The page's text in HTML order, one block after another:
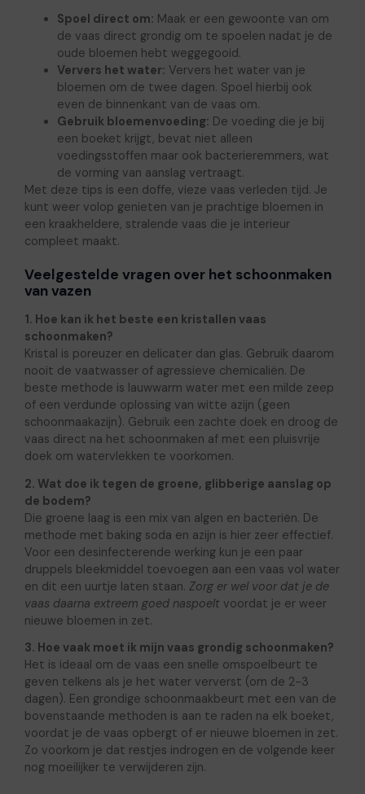
Spoel direct om: Maak er een gewoonte van om
de vaas direct grondig om te spoelen nadat je de
oude bloemen hebt weggegooid.
Ververs het water: Ververs het water van je
bloemen om de twee dagen. Spoel hierbij ook
even de binnenkant van de vaas om.
Gebruik bloemenvoeding: De voeding die je bij
een boeket krijgt, bevat niet alleen
voedingsstoffen maar ook bacterieremmers, wat
de vorming van aanslag vertraagt.
Met deze tips is een doffe, vieze vaas verleden tijd. Je
kunt weer volop genieten van je prachtige bloemen in
een kraakheldere, stralende vaas die je interieur
compleet maakt.
Veelgestelde vragen over het schoonmaken
van vazen
1. Hoe kan ik het beste een kristallen vaas
schoonmaken?
Kristal is poreuzer en delicater dan glas. Gebruik daarom
nooit de vaatwasser of agressieve chemicaliën. De
beste methode is lauwwarm water met een milde zeep
of een verdunde oplossing van witte azijn (geen
schoonmaakazijn). Gebruik een zachte doek en droog de
vaas direct na het schoonmaken af met een pluisvrije
doek om watervlekken te voorkomen.
2. Wat doe ik tegen de groene, glibberige aanslag op
de bodem?
Die groene laag is een mix van algen en bacteriën. De
methode met baking soda en azijn is hier zeer effectief.
Voor een desinfecterende werking kun je een paar
druppels bleekmiddel toevoegen aan een vaas vol water
en dit een uurtje laten staan. Zorg er wel voor dat je de
vaas daarna extreem goed naspoelt voordat je er weer
nieuwe bloemen in zet.
3. Hoe vaak moet ik mijn vaas grondig schoonmaken?
Het is ideaal om de vaas een snelle omspoelbeurt te
geven telkens als je het water ververst (om de 2-3
dagen). Een grondige schoonmaakbeurt met een van de
bovenstaande methoden is aan te raden na elk boeket,
voordat je de vaas opbergt of er nieuwe bloemen in zet.
Zo voorkom je dat restjes indrogen en de volgende keer
nog moeilijker te verwijderen zijn.